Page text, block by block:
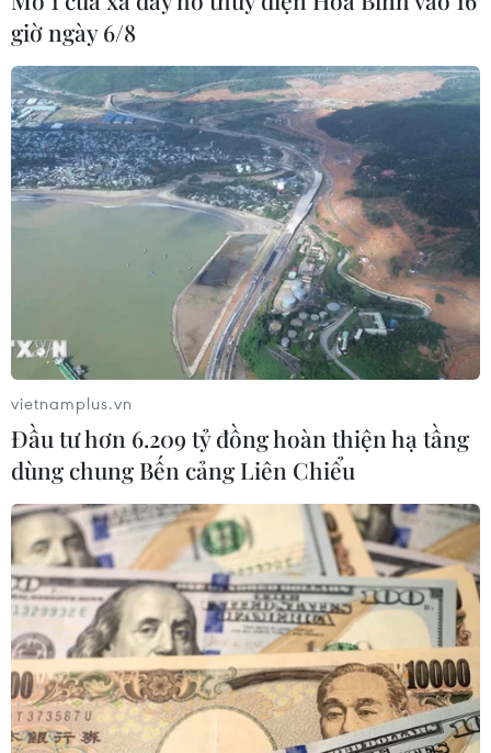
Nhà sáng lập WikiLeaks sắp công bố
khoảng 1 triệu tài liệu mật
04/10/2016 12:56
Nhà sáng lập trang mạng Wikileaks Julian Assange cho
biết trang mạng này sẽ công bố khoảng 1 triệu tài liệu
liên quan đến 3 chính quyền và cuộc bầu cử ở Mỹ trước
Hoãn phiên thẩm vấn nhà sáng lập
giờ ngày 6/8
vietnamplus.vn
Đầu tư hơn 6.209 tỷ đồng hoàn thiện hạ tầng
dùng chung Bến cảng Liên Chiểu